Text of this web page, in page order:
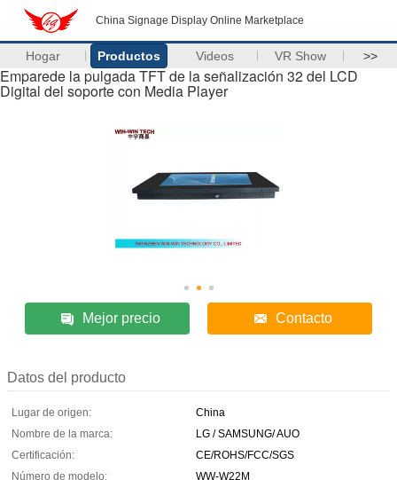
China Signage Display Online Marketplace
Hogar Productos Videos VR Show >>
Emparede la pulgada TFT de la señalización 32 del LCD
Digital del soporte con Media Player
Mejor precio Contacto
Datos del producto
Lugar de origen:
China
Nombre de la marca:
LG / SAMSUNG/ AUO
Certificación:
CE/ROHS/FCC/SGS
Número de modelo:
WW-W22M